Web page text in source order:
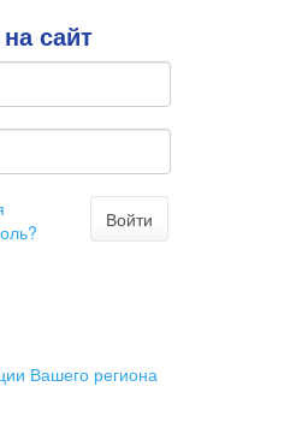
сайт
Войти